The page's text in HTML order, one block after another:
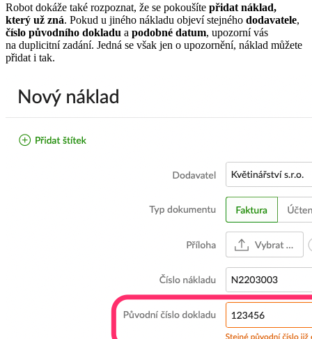
Robot dokáže také rozpoznat, že se pokoušíte přidat náklad,
který už zná. Pokud u jiného nákladu objeví stejného dodavatele,
číslo původního dokladu a podobné datum, upozorní vás
na duplicitní zadání. Jedná se však jen o upozornění, náklad můžete
přidat i tak.